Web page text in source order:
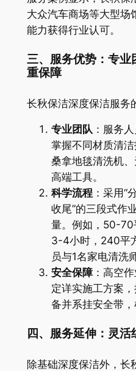
大众汽车商场等大型场
能力获得行业认可。
三、服务优势：专
重保障
长秋保洁深度保洁服务
专业团队：服务人
掌握不同材质清
桑拿地毯清洗机
高端工具。
科学流程：采用“
收尾”的三段式作
量。例如，50-70
3-4小时，240平
员与1名家电清洗
安全保障：高空
定详实施工方案
备并系挂安全带，
四、服务延伸：灵
除基础深度保洁外，长